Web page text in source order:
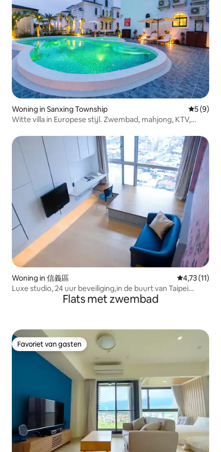
Woning in Sanxing Township
5 (9)
Witte villa in Europese stijl. Zwembad, mahjong, KTV,
Woning in 信義區 Gemiddelde
4,73 (11)
Luxe studio, 24 uur beveiliging,in de buurt van Taipei
Flats met zwembad
Favoriet van gasten
Favoriet van gasten